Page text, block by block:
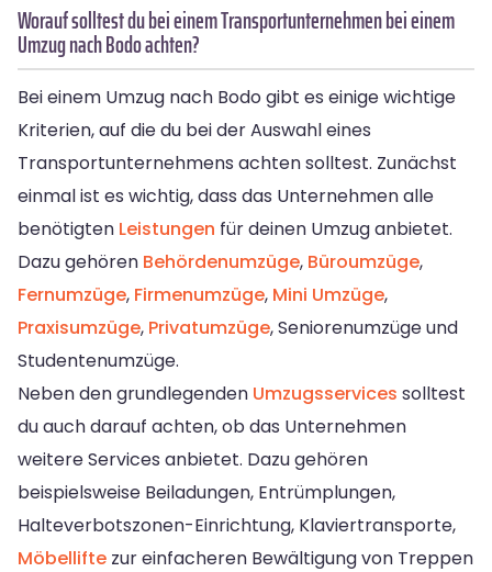
Worauf solltest du bei einem Transportunternehmen bei einem
Umzug nach Bodo achten?
Bei einem Umzug nach Bodo gibt es einige wichtige
Kriterien, auf die du bei der Auswahl eines
Transportunternehmens achten solltest. Zunächst
einmal ist es wichtig, dass das Unternehmen alle
benötigten Leistungen für deinen Umzug anbietet.
Dazu gehören Behördenumzüge, Büroumzüge,
Fernumzüge, Firmenumzüge, Mini Umzüge,
Praxisumzüge, Privatumzüge, Seniorenumzüge und
Studentenumzüge.
Neben den grundlegenden Umzugsservices solltest
du auch darauf achten, ob das Unternehmen
weitere Services anbietet. Dazu gehören
beispielsweise Beiladungen, Entrümplungen,
Halteverbotszonen-Einrichtung, Klaviertransporte,
Möbellifte zur einfacheren Bewältigung von Treppen